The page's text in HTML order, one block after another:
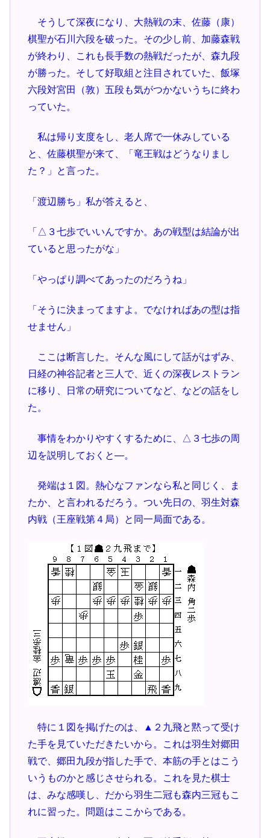
そうして深夜になり、大熱戦の末、佐藤（康）
棋聖が石川六段を破った。その少し前、加藤森戦
が終わり、これも長手数の熱戦だったが、森九段
が勝った。そして好取組と注目されていた、飯塚
六段対宮田（敦）五段も気がつかないうちに終わ
っていた。
私は帰り支度をし、老人席で一休みしている
と、佐藤棋聖が来て、「竜王戦はどうなりまし
た？」と言った。
「渡辺勝ち」私が答えると、
「△３七歩でいいんですか。あの戦型は結論が出
ていると思ったがな」
「やっぱり調べてあったのだろうね」
「そうに決まってますよ。でなければあの型は指
せません」
ここは断言した。そんな風にして話がはずみ、
日経の神谷記者と三人で、近くの深夜レストラン
に移り、日常の研究についてなど、などの話をし
た。
事情をわかりやすくするために、△３七歩の周
辺を説明しておくと―。
発端は１図。熱心なファンなら私と同じく、ま
たか、と言われるだろう。つい先日の、羽生対森
内戦（王座戦第４局）と同一局面である。
特に１図を掲げたのは、▲２九飛と黙って受け
た手を見ていただきたいから。これは羽生対郷田
戦で、郷田九段が指した手で、本筋の手とはこう
いうものかと感じさせられる。これを見た棋士
は、みな感嘆し、だから羽生二冠も森内三冠もこ
れに習った。問題はここからである。